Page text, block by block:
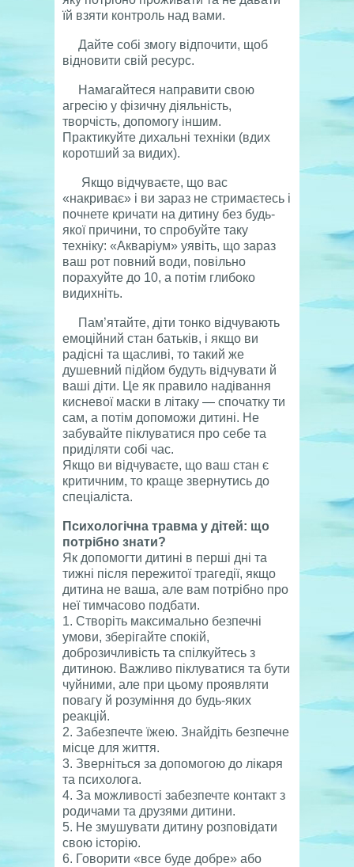
їй взяти контроль над вами.
Дайте собі змогу відпочити, щоб
відновити свій ресурс.
Намагайтеся направити свою
агресію у фізичну діяльність,
творчість, допомогу іншим.
Практикуйте дихальні техніки (вдих
коротший за видих).
Якщо відчуваєте, що вас
«накриває» і ви зараз не стримаєтесь і
почнете кричати на дитину без будь-
якої причини, то спробуйте таку
техніку: «Акваріум» уявіть, що зараз
ваш рот повний води, повільно
порахуйте до 10, а потім глибоко
видихніть.
Пам’ятайте, діти тонко відчувають
емоційний стан батьків, і якщо ви
радісні та щасливі, то такий же
душевний підйом будуть відчувати й
ваші діти. Це як правило надівання
кисневої маски в літаку — спочатку ти
сам, а потім допоможи дитині. Не
забувайте піклуватися про себе та
приділяти собі час.
Якщо ви відчуваєте, що ваш стан є
критичним, то краще звернутись до
спеціаліста.
Психологічна травма у дітей: що
потрібно знати?
Як допомогти дитині в перші дні та
тижні після пережитої трагедії, якщо
дитина не ваша, але вам потрібно про
неї тимчасово подбати.
1. Створіть максимально безпечні
умови, зберігайте спокій,
доброзичливість та спілкуйтесь з
дитиною. Важливо піклуватися та бути
чуйними, але при цьому проявляти
повагу й розуміння до будь-яких
реакцій.
2. Забезпечте їжею. Знайдіть безпечне
місце для життя.
3. Зверніться за допомогою до лікаря
та психолога.
4. За можливості забезпечте контакт з
родичами та друзями дитини.
5. Не змушувати дитину розповідати
свою історію.
6. Говорити «все буде добре» або